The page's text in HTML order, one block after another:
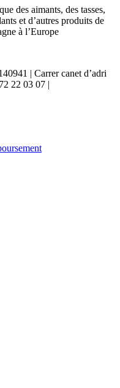
des aimants, des tasses,
et d’autres produits de
à l’Europe
| Carrer canet d’adri
22 03 07 |